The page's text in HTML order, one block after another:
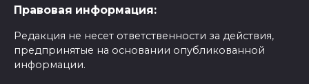
Правовая информация:
Редакция не несет ответственности за действия,
предпринятые на основании опубликованной
информации.